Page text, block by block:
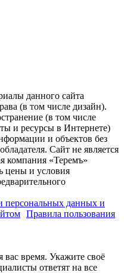
данного сайта
(в том числе дизайн).
(в том числе
и ресурсы в Интернете)
и объектов без
Cайт не является
компания «Теремъ»
цены и условия
персональных данных и
Правила пользования
время. Укажите своё
ответят на все